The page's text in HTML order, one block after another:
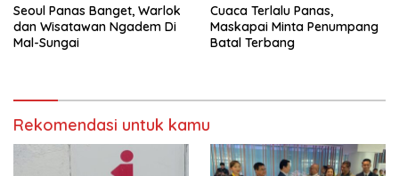
Seoul Panas Banget, Warlok
dan Wisatawan Ngadem Di
Mal-Sungai
Cuaca Terlalu Panas,
Maskapai Minta Penumpang
Batal Terbang
Rekomendasi untuk kamu